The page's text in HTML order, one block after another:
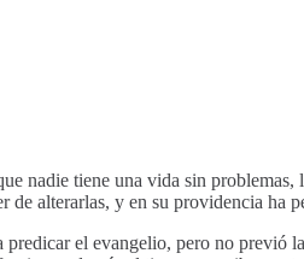
nadie tiene una vida sin
alterarlas, y en su providencia ha
el evangelio, pero no